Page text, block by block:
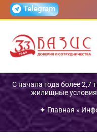
ПерейтиTelegram
С начала года более 2,7
жилищные условия
✦ Главная »